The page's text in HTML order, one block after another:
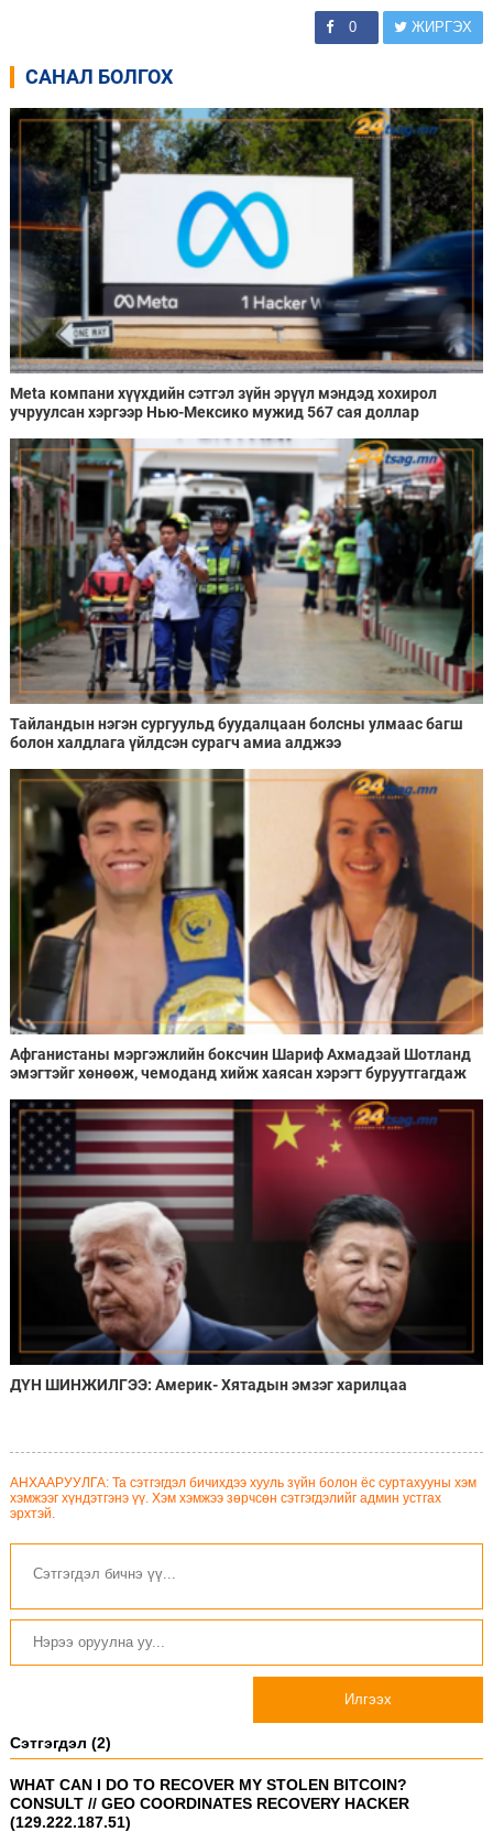
0 ЖИРГЭХ
САНАЛ БОЛГОХ
Meta компани хүүхдийн сэтгэл зүйн эрүүл мэндэд хохирол
учруулсан хэргээр Нью-Мексико мужид 567 сая доллар
Тайландын нэгэн сургуульд буудалцаан болсны улмаас багш
болон халдлага үйлдсэн сурагч амиа алджээ
Афганистаны мэргэжлийн боксчин Шариф Ахмадзай Шотланд
эмэгтэйг хөнөөж, чемоданд хийж хаясан хэрэгт буруутгагдаж
ДҮН ШИНЖИЛГЭЭ: Америк- Хятадын эмзэг харилцаа
АНХААРУУЛГА: Та сэтгэгдэл бичихдээ хууль зүйн болон ёс суртахууны хэм
хэмжээг хүндэтгэнэ үү. Хэм хэмжээ зөрчсөн сэтгэгдэлийг админ устгах
эрхтэй.
Илгээх
Сэтгэгдэл (2)
WHAT CAN I DO TO RECOVER MY STOLEN BITCOIN?
CONSULT // GEO COORDINATES RECOVERY HACKER
(129.222.187.51)